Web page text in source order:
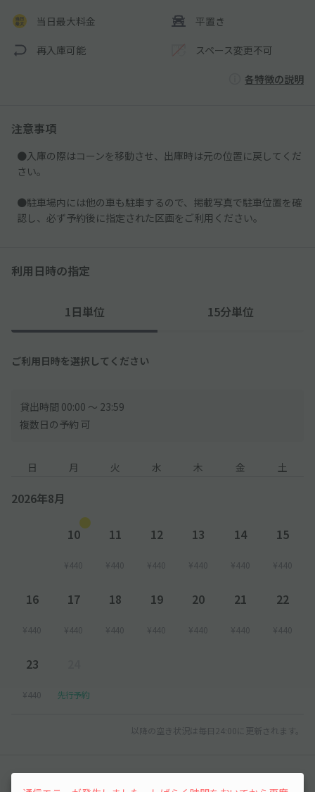
当日最大料金 平置き
再入庫可能 スペース変更不可
各特徴の説明
注意事項
●入庫の際はコーンを移動させ、出庫時は元の位置に戻してくだ
さい。
●駐車場内には他の車も駐車するので、掲載写真で駐車位置を確
認し、必ず予約後に指定された区画をご利用ください。
利用日時の指定
1日単位 15分単位
ご利用日時を選択してください
貸出時間 00:00 〜 23:59
複数日の予約 可
日 月 火 水 木 金 土
2026年8月
10
¥440
11
¥440
12
¥440
13
¥440
14
¥440
15
¥440
16
¥440
17
¥440
18
¥440
19
¥440
20
¥440
21
¥440
22
¥440
23
¥440 先行予約
以降の空き状況は毎日24:00に更新されます。
レビュー